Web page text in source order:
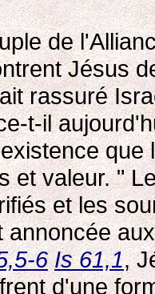
de
Jésus
rassuré
t-il
et valeur. "
et les
annoncée
6 Is 61,1,
d'une